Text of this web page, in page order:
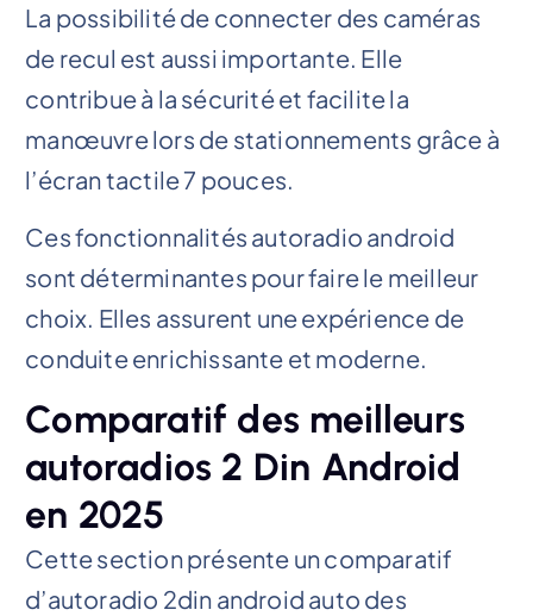
La possibilité de connecter des caméras
de recul est aussi importante. Elle
contribue à la sécurité et facilite la
manœuvre lors de stationnements grâce à
l’écran tactile 7 pouces.
Ces fonctionnalités autoradio android
sont déterminantes pour faire le meilleur
choix. Elles assurent une expérience de
conduite enrichissante et moderne.
Comparatif des meilleurs
autoradios 2 Din Android
en 2025
Cette section présente un comparatif
d’autoradio 2din android auto des